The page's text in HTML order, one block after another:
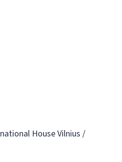
House Vilnius /